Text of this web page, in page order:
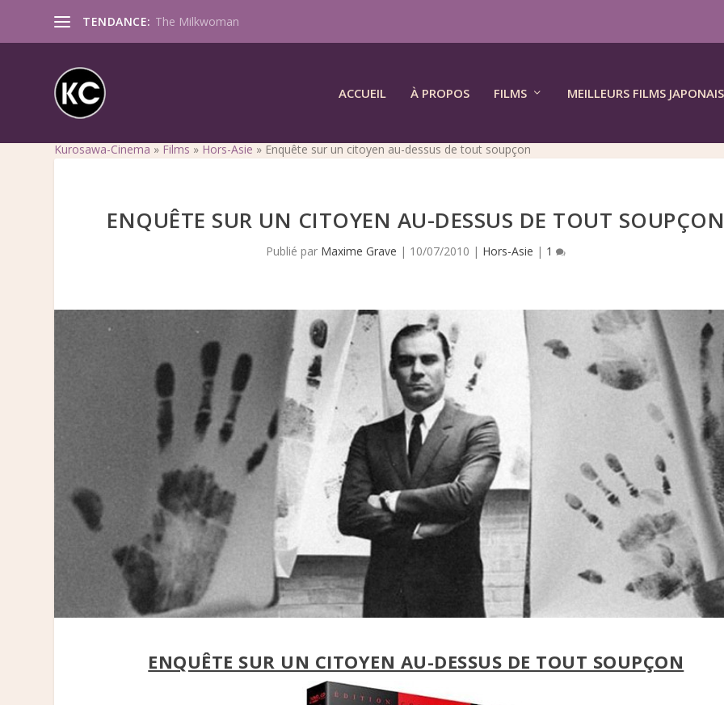
TENDANCE: The Milkwoman
ACCUEIL À PROPOS FILMS MEILLEURS FILMS JAPONAIS
Kurosawa-Cinema » Films » Hors-Asie » Enquête sur un citoyen au-dessus de tout soupçon
ENQUÊTE SUR UN CITOYEN AU-DESSUS DE TOUT SOUPÇON
Publié par Maxime Grave | 10/07/2010 | Hors-Asie | 1
ENQUÊTE SUR UN CITOYEN AU-DESSUS DE TOUT SOUPÇON